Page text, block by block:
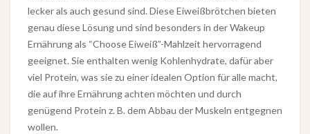
lecker als auch gesund sind. Diese Eiweißbrötchen bieten
genau diese Lösung und sind besonders in der Wakeup
Ernährung als “Choose Eiweiß”-Mahlzeit hervorragend
geeignet. Sie enthalten wenig Kohlenhydrate, dafür aber
viel Protein, was sie zu einer idealen Option für alle macht,
die auf ihre Ernährung achten möchten und durch
genügend Protein z. B. dem Abbau der Muskeln entgegnen
wollen.